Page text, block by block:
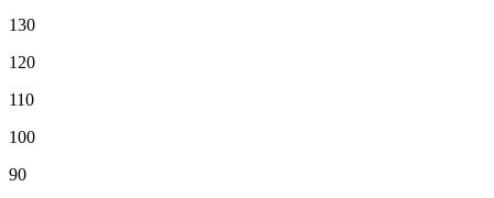
130
120
110
100
90